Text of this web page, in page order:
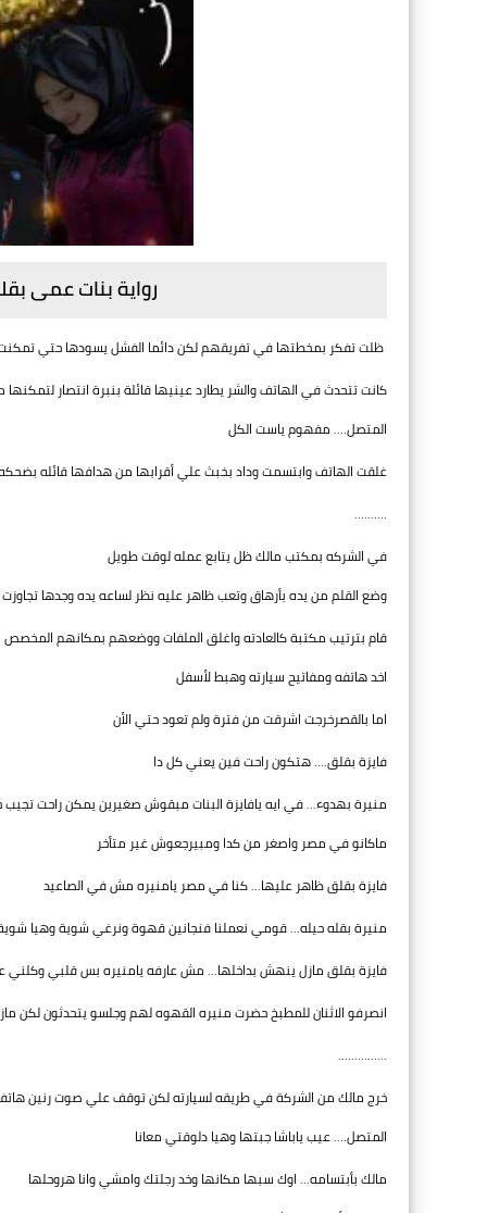
رواية بنات عمى
ظلت تفكر بمخطتها في تفريقهم لكن دائما الفشل يسودها حتي
كانت تتحدث في الهاتف والشر يطارد عينيها قائلة بنبرة انتصار
المتصل.... مفهوم ياست الكل
غلقت الهاتف وابتسمت وداد بخبث علي أقرابها من هدافها قائله
..........
في الشركه بمكتب مالك ظل يتابع عمله لوقت طويل
وضع القلم من يده بأرهاق وتعب ظاهر عليه نظر لساعه يده وجدها تجاوزت
قام بترتيب مكتبة كالعادته واغلق الملفات ووضعهم بمكانهم المخصص
اخد هاتفه ومفاتيح سيارته وهبط لأسفل
اما بالقصرخرجت اشرقت من فترة ولم تعود حتي الأن
فايزة بقلق.... هتكون راحت فين يعني كل دا
منيرة بهدوء... في ايه يافايزة البنات مبقوش صغيرين يمكن راحت تجيب
ماكانو في مصر واصغر من كدا ومبيرجعوش غير متأخر
فايزة بقلق ظاهر عليها... كنا في مصر يامنيره مش في الصاعيد
منيرة بقله حيله... قومي نعملنا فنجانين قهوة ونرغي شوية وهيا
فايزة بقلق مازل ينهش بداخلها... مش عارفه يامنيره بس قلبي
انصرفو الاثنان للمطبخ حضرت منيره القهوه لهم وجلسو يتحدثون لكن
...............
خرج مالك من الشركة في طريقه لسيارته لكن توقف علي صوت رنين هاتفه
المتصل.... عيب ياباشا جبتها وهيا دلوقتي معانا
مالك بأبتسامه... اوك سبها مكانها وخد رجلتك وامشي وانا هروحلها